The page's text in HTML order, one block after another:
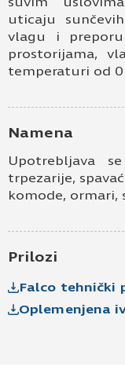
privatnosti
*
Prijavljujem
uticaju
vlagu i
prostorijama,
temperaturi od 0
Namena
Upotrebljava
trpezarije,
komode, ormari,
Prilozi
Falco tehnički
Oplemenjena